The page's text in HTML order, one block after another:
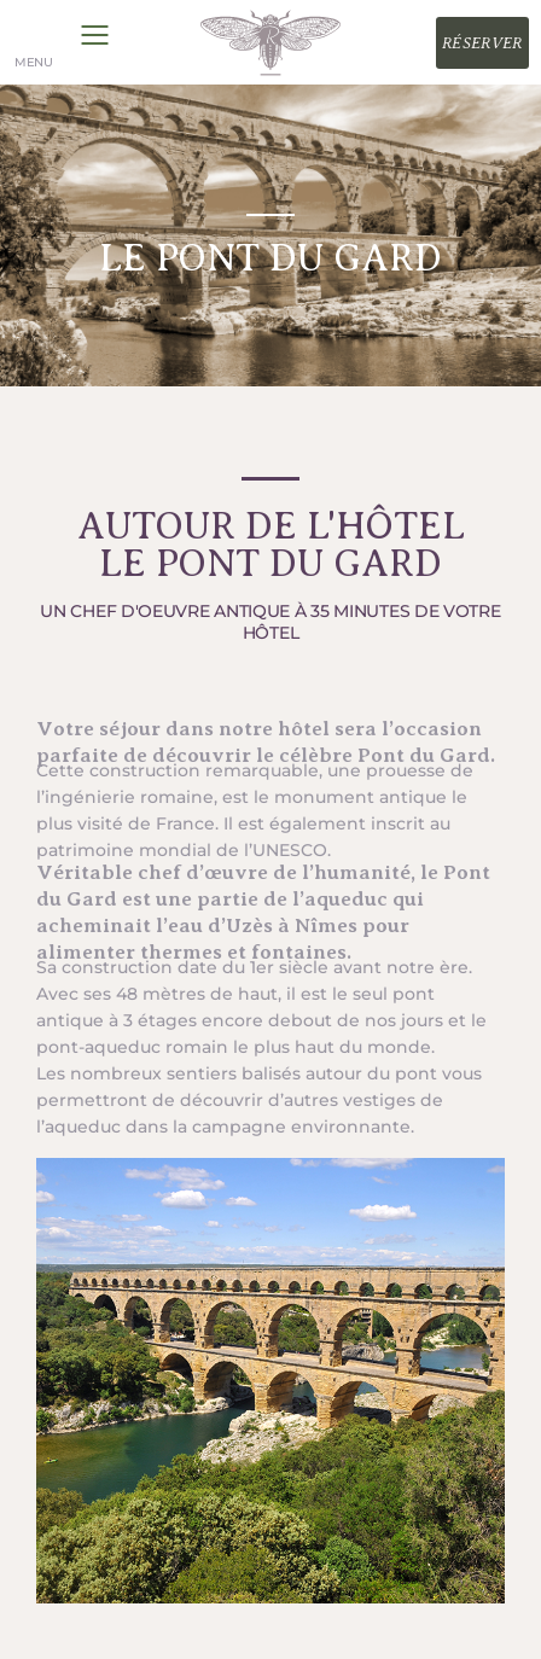
MENU
RÉSERVER
LE PONT DU GARD
AUTOUR DE L'HÔTEL
LE PONT DU GARD
UN CHEF D'OEUVRE ANTIQUE À 35 MINUTES DE VOTRE
HÔTEL
Votre séjour dans notre hôtel sera l’occasion
parfaite de découvrir le célèbre Pont du Gard.
Cette construction remarquable, une prouesse de
l’ingénierie romaine, est le monument antique le
plus visité de France. Il est également inscrit au
patrimoine mondial de l’UNESCO.
Véritable chef d’œuvre de l’humanité, le Pont
du Gard est une partie de l’aqueduc qui
acheminait l’eau d’Uzès à Nîmes pour
alimenter thermes et fontaines.
Sa construction date du 1er siècle avant notre ère.
Avec ses 48 mètres de haut, il est le seul pont
antique à 3 étages encore debout de nos jours et le
pont-aqueduc romain le plus haut du monde.
Les nombreux sentiers balisés autour du pont vous
permettront de découvrir d’autres vestiges de
l’aqueduc dans la campagne environnante.
Panneau de gestion des cookies